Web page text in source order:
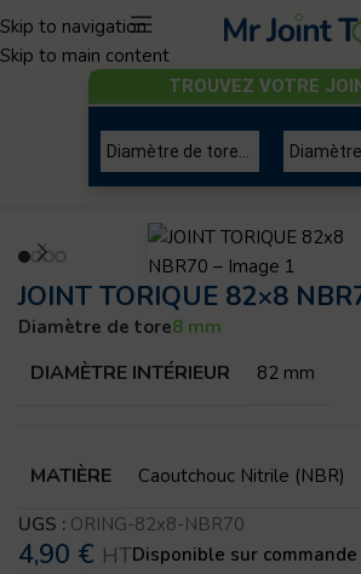
Skip to navigation
Skip to main content
TROUVEZ VOTRE
JOINT TORIQUE 82×8
Diamètre de tore8 mm
DIAMÈTRE INTÉRIEUR 82 mm
MATIÈRE
Caoutchouc Nitrile (NBR)
UGS : ORING-82x8-NBR70
4,90 € HTDisponible sur commande